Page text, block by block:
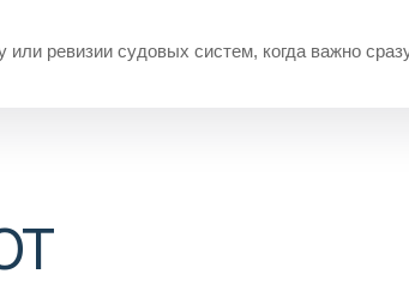
ревизии судовых систем, когда важно